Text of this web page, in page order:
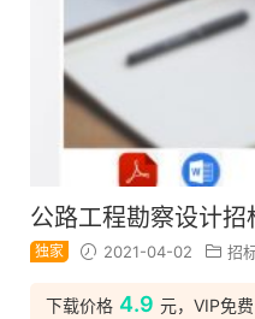
公路工程勘察设计招
独家 2021-04-02 招
下载价格 4.9 元，VIP免费